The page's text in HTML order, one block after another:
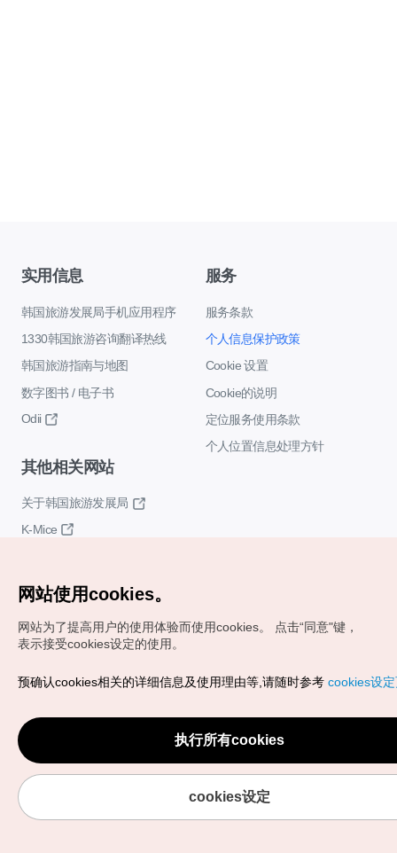
实用信息
韩国旅游发展局手机应用程序
1330韩国旅游咨询翻译热线
韩国旅游指南与地图
数字图书 / 电子书
Odii
服务
服务条款
个人信息保护政策
Cookie 设置
Cookie的说明
定位服务使用条款
个人位置信息处理方针
其他相关网站
关于韩国旅游发展局
K-Mice
Copyrights (c) 韩国旅游发展局版权所有
VISITKOREA官方邮箱
chnsim@knto.or.kr
网站使用cookies。
网站为了提高用户的使用体验而使用cookies。
点击“同意"键，
表示接受cookies设定的使用。
预确认cookies相关的详细信息及使用理由等,请随时参考 cookies设
执行所有cookies
cookies设定